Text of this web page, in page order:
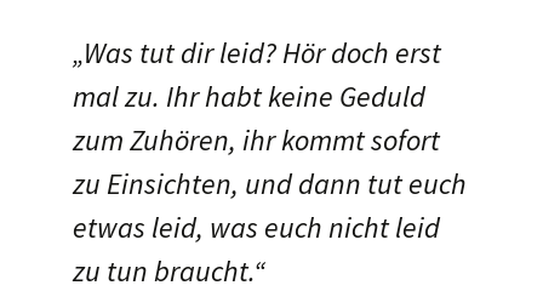
„Was tut dir leid? Hör doch erst
mal zu. Ihr habt keine Geduld
zum Zuhören, ihr kommt sofort
zu Einsichten, und dann tut euch
etwas leid, was euch nicht leid
zu tun braucht.“